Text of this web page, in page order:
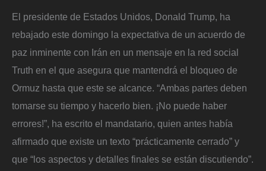
El presidente de Estados Unidos, Donald Trump, ha
rebajado este domingo la expectativa de un acuerdo de
paz inminente con Irán en un mensaje en la red social
Truth en el que asegura que mantendrá el bloqueo de
Ormuz hasta que este se alcance. “Ambas partes deben
tomarse su tiempo y hacerlo bien. ¡No puede haber
errores!”, ha escrito el mandatario, quien antes había
afirmado que existe un texto “prácticamente cerrado” y
que “los aspectos y detalles finales se están discutiendo”.